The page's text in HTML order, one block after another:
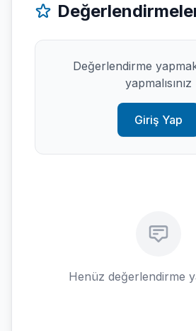
Değerlendirme
yapmalısınız
Giriş Yap
Henüz değerlendirme